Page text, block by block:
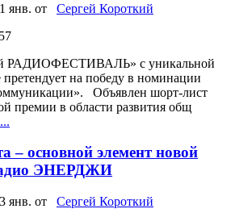
янв. от Сергей Короткий
РАДИОФЕСТИВАЛЬ» с уникальной
претендует на победу в номинации
Объявлен шорт-лист
премии в области развития общ
– основной элемент новой
ЭНЕРДЖИ
янв. от Сергей Короткий